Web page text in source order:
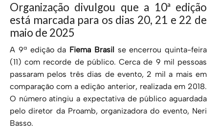
Organização divulgou que a 10ª edição
está marcada para os dias 20, 21 e 22 de
maio de 2025
A 9ª edição da Fiema Brasil se encerrou quinta-feira
(11) com recorde de público. Cerca de 9 mil pessoas
passaram pelos três dias de evento, 2 mil a mais em
comparação com a edição anterior, realizada em 2018.
O número atingiu a expectativa de público aguardada
pelo diretor da Proamb, organizadora do evento, Neri
Basso.